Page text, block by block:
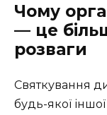
Чому
— це
розваги
Святкування
будь-якої